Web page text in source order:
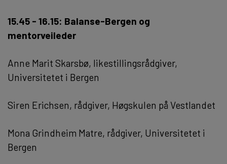
15.45 - 16.15: Balanse-Bergen og
mentorveileder
Anne Marit Skarsbø, likestillingsrådgiver,
Universitetet i Bergen
Siren Erichsen, rådgiver, Høgskulen på Vestlandet
Mona Grindheim Matre, rådgiver, Universitetet i
Bergen